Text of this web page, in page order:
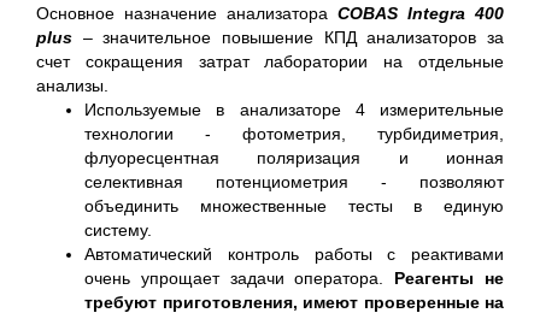
Основное назначение анализатора COBAS Integra 400
plus – значительное повышение КПД анализаторов за
счет сокращения затрат лаборатории на отдельные
анализы.
Используемые в анализаторе 4 измерительные
технологии - фотометрия, турбидиметрия,
флуоресцентная поляризация и ионная
селективная потенциометрия - позволяют
объединить множественные тесты в единую
систему.
Автоматический контроль работы с реактивами
очень упрощает задачи оператора. Реагенты не
требуют приготовления, имеют проверенные на